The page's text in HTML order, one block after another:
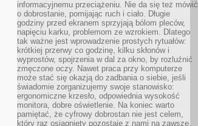
informacyjnemu przeciążeniu. Nie da się też mówić
o dobrostanie, pomijając ruch i ciało. Długie
godziny przed ekranem sprzyjają bólom pleców,
napięciu karku, problemom ze wzrokiem. Dlatego
tak ważne jest wprowadzenie prostych rytuałów:
krótkiej przerwy co godzinę, kilku skłonów i
wyprostów, spojrzenia w dal za okno, by rozluźnić
zmęczone oczy. Nawet praca przy komputerze
może stać się okazją do zadbania o siebie, jeśli
świadomie zorganizujemy swoje stanowisko:
ergonomiczne krzesło, odpowiednia wysokość
monitora, dobre oświetlenie. Na koniec warto
pamiętać, że cyfrowy dobrostan nie jest celem,
który raz osiągnięty pozostaje z nami na zawsze.